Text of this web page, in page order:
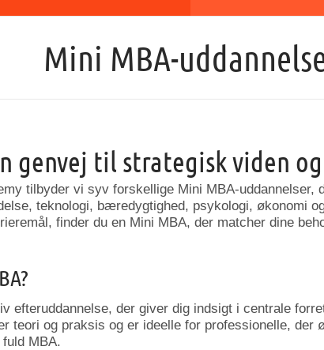
Mini MBA-
genvej til strategiskviden og
tilbyder vi syv forskellige Mini MBA-uddannelser,
teknologi, bæredygtighed, psykologi, økonomi
finder du en Mini MBA, der matcher dine
efteruddannelse, der giver dig indsigt i centrale
teori og praksis og er ideelle for professionelle, der
fuld MBA.